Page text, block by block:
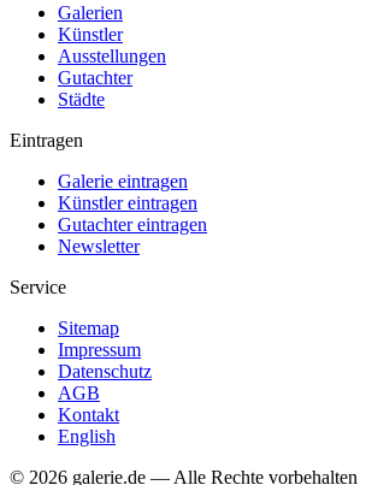
Galerien
Künstler
Ausstellungen
Gutachter
Städte
Eintragen
Galerie eintragen
Künstler eintragen
Gutachter eintragen
Newsletter
Service
Sitemap
Impressum
Datenschutz
AGB
Kontakt
English
© 2026 galerie.de — Alle Rechte vorbehalten